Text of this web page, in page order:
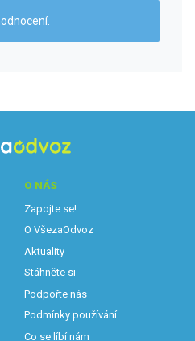
O NÁS
Zapojte se!
O VšezaOdvoz
Aktuality
Stáhněte si
Podpořte nás
Podmínky používání
Co se líbí nám